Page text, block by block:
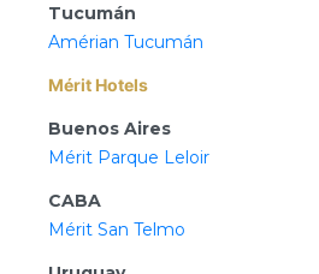
Tucumán
Amérian Tucumán
Mérit Hotels
Buenos Aires
Mérit Parque Leloir
CABA
Mérit San Telmo